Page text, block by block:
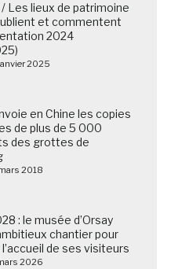
/ Les lieux de patrimoine
et commentent
2024
2025
en Chine les copies
de plus de 5 000
des grottes de
2018
: le musée d’Orsay
chantier pour
de ses visiteurs
2026